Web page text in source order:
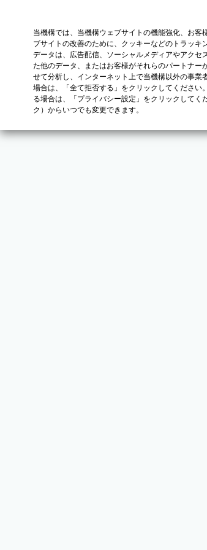
当機構では、当機構ウェブサイトの機能強化、お
ブサイトの改善のために、クッキーなどのトラッ
データは、広告配信、ソーシャルメディアやアク
た他のデータ、またはお客様がそれらのパートナ
せて分析し、インターネット上で当機構以外の事
場合は、「全て拒否する」をクリックしてくださ
る場合は、「プライバシー設定」をクリックしてく
ク）からいつでも変更できます。